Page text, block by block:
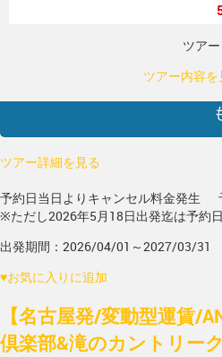
ツア
ツアー内容を
ツアー詳細を見る
予約日当日よりキャンセル料金発生
※ただし2026年5月18日出発迄は予約
出発期間：2026/04/01～2027/03/31
♥お気に入りに追加
【名古屋発/変動型運賃/
倶楽部&滝のカントリー